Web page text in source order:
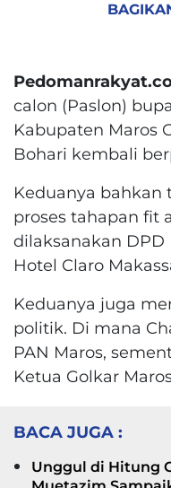
calon (Paslon)
Kabupaten Maros
Bohari kembali
Keduanya
proses tahapan fit
dilaksanakan DPD
Hotel Claro
Keduanya juga
politik. Di mana
PAN Maros,
Ketua Golkar
BACA JUGA :
Unggul di Hitung